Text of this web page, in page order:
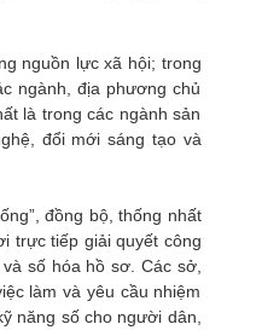
nguồn lực xã hội; trong
ngành, địa phương chủ
là trong các ngành sản
đổi mới sáng tạo và
đồng bộ, thống nhất
trực tiếp giải quyết công
số hóa hồ sơ. Các sở,
làm và yêu cầu nhiệm
năng số cho người dân,